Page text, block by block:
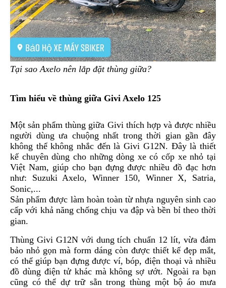
KẸP
ĐIỆN
THOẠI
XE
MÁY
PHỤ
CHƠI
MOTO
PHỤ
KIỆN
MBIKER
HCM
SẢN
PHẨM
MỚI
BLOG
PHƯỢT
LIÊN
HỆ
HƯỚNG
Tại sao Axelo nên lắp đặt thùng giữa?
Tìm hiểu về thùng giữa Givi Axelo 125
Một sản phẩm thùng giữa Givi thích hợp và được nhiều
người dùng ưa chuộng nhất trong thời gian gần đây
không thể không nhắc đến là Givi G12N. Đây là thiết
kế chuyên dùng cho những dòng xe có cốp xe nhỏ tại
Việt Nam, giúp cho bạn đựng được nhiều đồ đạc hơn
như: Suzuki Axelo, Winner 150, Winner X, Satria,
Sonic,...
Sản phẩm được làm hoàn toàn từ nhựa nguyên sinh cao
cấp với khả năng chống chịu va đập và bền bỉ theo thời
gian.
Thùng Givi G12N với dung tích chuẩn 12 lít, vừa đảm
bảo nhỏ gọn mà form dáng còn được thiết kế đẹp mắt,
có thể giúp bạn đựng được ví, bóp, điện thoại và nhiều
đồ dùng điện tử khác mà không sợ ướt. Ngoài ra bạn
cũng có thể dự trữ sẵn trong thùng một bộ áo mưa